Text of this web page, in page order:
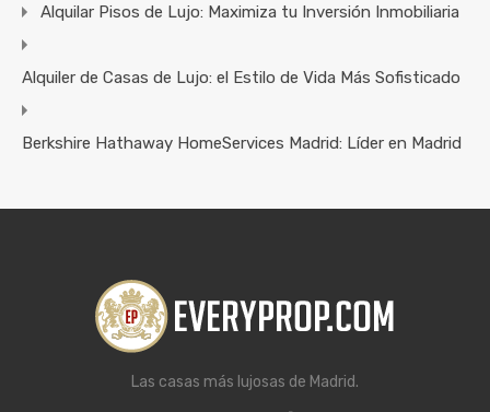
Alquilar Pisos de Lujo: Maximiza tu Inversión Inmobiliaria
Alquiler de Casas de Lujo: el Estilo de Vida Más Sofisticado
Berkshire Hathaway HomeServices Madrid: Líder en Madrid
Las casas más lujosas de Madrid.